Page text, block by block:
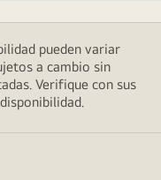
pueden variar
a cambio sin
Verifique con sus